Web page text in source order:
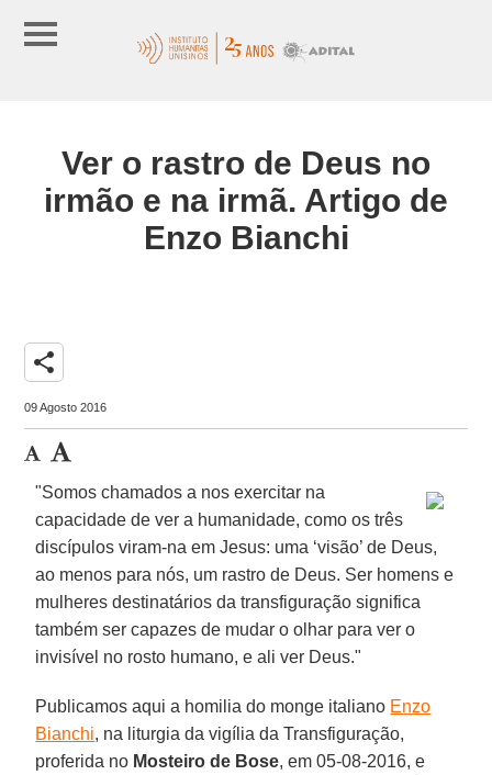
Ver o rastro de Deus no
irmão e na irmã. Artigo de
Enzo Bianchi
share
09 Agosto 2016
"Somos chamados a nos exercitar na
capacidade de ver a humanidade, como os três
discípulos viram-na em Jesus: uma ‘visão’ de Deus,
ao menos para nós, um rastro de Deus. Ser homens e
mulheres destinatários da transfiguração significa
também ser capazes de mudar o olhar para ver o
invisível no rosto humano, e ali ver Deus."
Publicamos aqui a homilia do monge italiano Enzo
Bianchi, na liturgia da vigília da Transfiguração,
proferida no Mosteiro de Bose, em 05-08-2016, e